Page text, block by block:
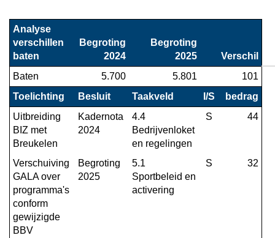
naar
navigatie
Financieel
overzicht
programma
Toelichting
verschillen
baten
Analyse
verschillen
baten
Begroting
2024
Begroting
2025
Verschil
Baten
5.700 5.801
101
Toelichting
Besluit Taakveld I/S
bedrag
Uitbreiding
BIZ met
Breukelen
Kadernota
2024
4.4
Bedrijvenloket
en regelingen
S 44
Verschuiving
GALA over
programma's
conform
gewijzigde
BBV
Begroting
2025
5.1
Sportbeleid en
activering
S 32